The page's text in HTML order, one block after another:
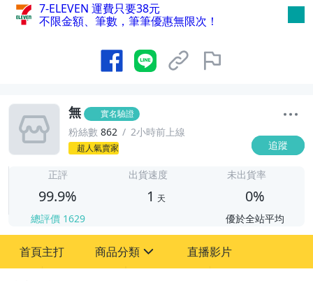
7-ELEVEN 運費只要38元
不限金額、筆數，筆筆優惠無限次！
無 實名驗證
粉絲數 862 2小時前上線
超人氣賣家 追蹤
正評
99.9%
總評價 1629
出貨速度
1 天
未出貨率
0%
優於全站平均
首頁主打 商品分類 直播影片